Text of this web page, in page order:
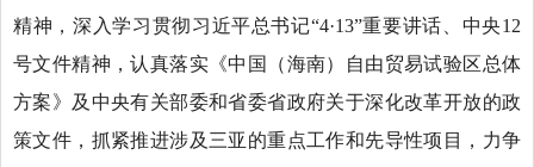
精神，深入学习贯彻习近平总书记“4·13”重要讲话、中央12
号文件精神，认真落实《中国（海南）自由贸易试验区总体
方案》及中央有关部委和省委省政府关于深化改革开放的政
策文件，抓紧推进涉及三亚的重点工作和先导性项目，力争